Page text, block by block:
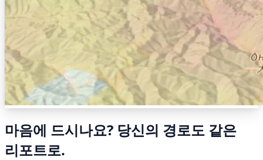
마음에 드시나요? 당신의 경로도 같은
리포트로.